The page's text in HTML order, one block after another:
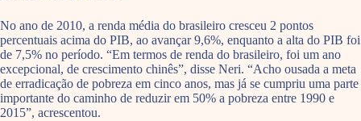
No ano de 2010, a renda média do brasileiro cresceu 2 pontos
percentuais acima do PIB, ao avançar 9,6%, enquanto a alta do PIB foi
de 7,5% no período. “Em termos de renda do brasileiro, foi um ano
excepcional, de crescimento chinês”, disse Neri. “Acho ousada a meta
de erradicação de pobreza em cinco anos, mas já se cumpriu uma parte
importante do caminho de reduzir em 50% a pobreza entre 1990 e
2015”, acrescentou.